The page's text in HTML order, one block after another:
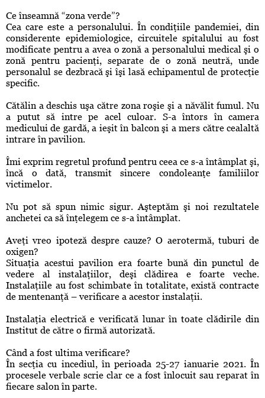
Ce înseamnă “zona verde”?
Cea care este a personalului. În condiţiile pandemiei, din
considerente epidemiologice, circuitele spitalului au fost
modificate pentru a avea o zonă a personalului medical şi o
zonă pentru pacienţi, separate de o zonă neutră, unde
personalul se dezbracă şi îşi lasă echipamentul de protecţie
specific.
Cătălin a deschis uşa către zona roşie şi a năvălit fumul. Nu
a putut să intre pe acel culoar. S-a întors în camera
medicului de gardă, a ieşit în balcon şi a mers către cealaltă
intrare în pavilion.
Îmi exprim regretul profund pentru ceea ce s-a întâmplat şi,
încă o dată, transmit sincere condoleanţe familiilor
victimelor.
Nu pot să spun nimic sigur. Aşteptăm şi noi rezultatele
anchetei ca să înţelegem ce s-a întâmplat.
Aveţi vreo ipoteză despre cauze? O aerotermă, tuburi de
oxigen?
Situaţia acestui pavilion era foarte bună din punctul de
vedere al instalaţiilor, deşi clădirea e foarte veche.
Instalaţiile au fost schimbate în totalitate, există contracte
de mentenanţă – verificare a acestor instalaţii.
Instalaţia electrică e verificată lunar în toate clădirile din
Institut de către o firmă autorizată.
Când a fost ultima verificare?
În secţia cu incediul, în perioada 25-27 ianuarie 2021. În
procesele verbale scrie clar ce a fost înlocuit sau reparat în
fiecare salon în parte.